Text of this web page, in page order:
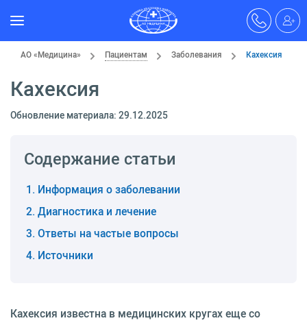
АО «Медицина» Пациентам Заболевания Кахексия
Кахексия
Обновление материала: 29.12.2025
Содержание статьи
Информация о заболевании
Диагностика и лечение
Ответы на частые вопросы
Источники
Кахексия известна в медицинских кругах еще со